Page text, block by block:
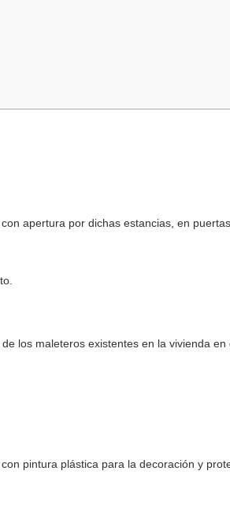
apertura por dichas estancias, en
los maleteros existentes en la vivienda
pintura plástica para la decoración y